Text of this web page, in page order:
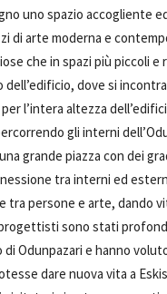
uno spazio accogliente
di arte moderna e
che in spazi più piccoli e
dove si
l’intera altezza
gli interni
grande piazza con dei
tra interni ed
tra persone e arte, dando
sono stati
Odunpazari e hanno
dare nuova vita a